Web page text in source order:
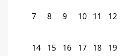
7 8 9 10 11 12
14 15 16 17 18 19